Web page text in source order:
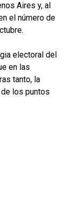
Aires y, al
el número de
electoral del
en las
tanto, la
los puntos